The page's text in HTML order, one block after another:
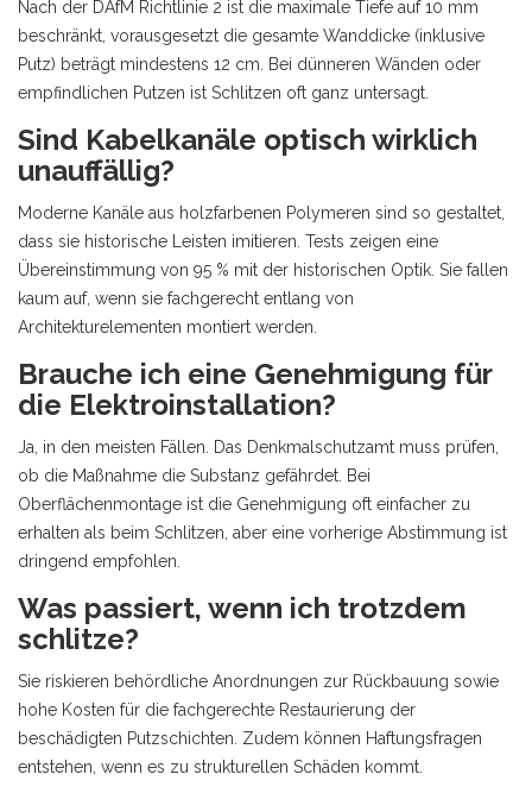
Nach der DAfM Richtlinie 2 ist die maximale Tiefe auf 10 mm
beschränkt, vorausgesetzt die gesamte Wanddicke (inklusive
Putz) beträgt mindestens 12 cm. Bei dünneren Wänden oder
empfindlichen Putzen ist Schlitzen oft ganz untersagt.
Sind Kabelkanäle optisch wirklich
unauffällig?
Moderne Kanäle aus holzfarbenen Polymeren sind so gestaltet,
dass sie historische Leisten imitieren. Tests zeigen eine
Übereinstimmung von 95 % mit der historischen Optik. Sie fallen
kaum auf, wenn sie fachgerecht entlang von
Architekturelementen montiert werden.
Brauche ich eine Genehmigung für
die Elektroinstallation?
Ja, in den meisten Fällen. Das Denkmalschutzamt muss prüfen,
ob die Maßnahme die Substanz gefährdet. Bei
Oberflächenmontage ist die Genehmigung oft einfacher zu
erhalten als beim Schlitzen, aber eine vorherige Abstimmung ist
dringend empfohlen.
Was passiert, wenn ich trotzdem
schlitze?
Sie riskieren behördliche Anordnungen zur Rückbauung sowie
hohe Kosten für die fachgerechte Restaurierung der
beschädigten Putzschichten. Zudem können Haftungsfragen
entstehen, wenn es zu strukturellen Schäden kommt.